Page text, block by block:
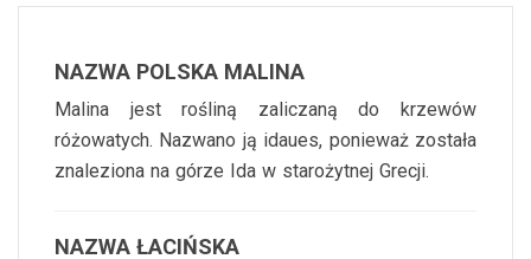
NAZWA POLSKA MALINA
Malina jest rośliną zaliczaną do krzewów
różowatych. Nazwano ją idaues, ponieważ została
znaleziona na górze Ida w starożytnej Grecji.
NAZWA ŁACIŃSKA